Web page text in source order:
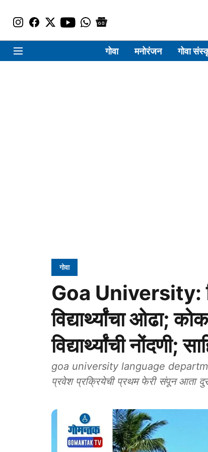
गोवा मनोरंजन गोवा
गोवा
Goa University:
विद्यार्थ्यांचा ओढा;
विद्यार्थ्यांची
goa university language
प्रवेश प्रक्रियेची प्रथम फेरी संपून आता